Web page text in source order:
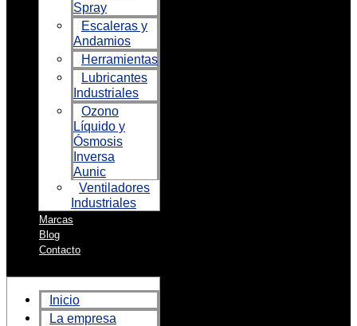
Spray
Escaleras y
Andamios
Herramientas
Lubricantes
Industriales
Ozono
Líquido y
Ósmosis
Inversa
Aunic
Ventiladores
Industriales
Marcas
Blog
Contacto
Inicio
La empresa